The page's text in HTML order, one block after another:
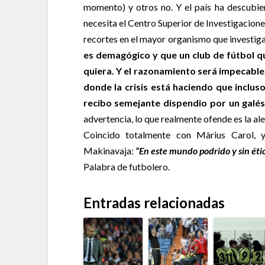
momento) y otros no. Y el país ha
necesita el Centro Superior de
recortes en el mayor organismo que
es demagógico y que un club de fútbol
quiera. Y el razonamiento será
donde la crisis está haciendo que
recibo semejante dispendio por un
advertencia, lo que realmente ofende es la
Coincido totalmente con Màrius
Makinavaja: “En este mundo podrido y sin
Palabra de futbolero.
Entradas relacionadas